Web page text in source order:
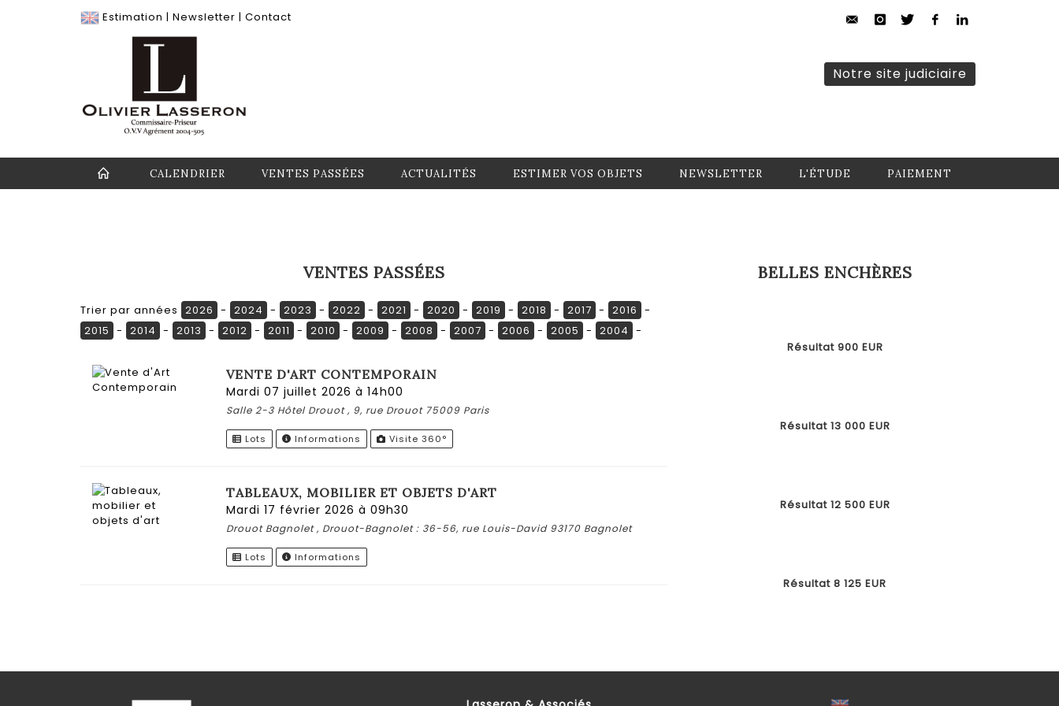
Estimation | Newsletter | Contact
Notre site judiciaire
CALENDRIER VENTES PASSÉES ACTUALITÉS ESTIMER VOS OBJETS NEWSLETTER L'ÉTUDE PAIEMENT
VENTES PASSÉES
Trier par années 2026 - 2024 - 2023 - 2022 - 2021 - 2020 - 2019 - 2018 - 2017 - 2016 -
2015 - 2014 - 2013 - 2012 - 2011 - 2010 - 2009 - 2008 - 2007 - 2006 - 2005 - 2004 -
VENTE D'ART CONTEMPORAIN
mardi 07 juillet 2026 à 14h00
Salle 2-3 Hôtel Drouot , 9, rue Drouot 75009 Paris
Lots Informations Visite 360°
TABLEAUX, MOBILIER ET OBJETS D'ART
mardi 17 février 2026 à 09h30
Drouot Bagnolet , Drouot-Bagnolet : 36-56, rue Louis-David 93170 Bagnolet
Lots Informations
BELLES ENCHÈRES
Résultat 900 EUR
Résultat 13 000 EUR
Résultat 12 500 EUR
Résultat 8 125 EUR